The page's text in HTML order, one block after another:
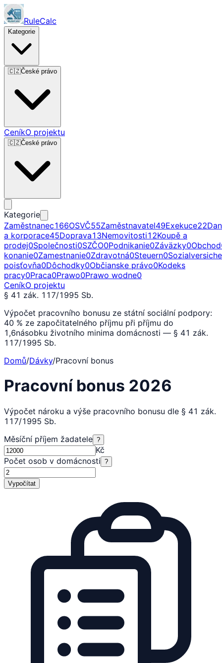
RuleCalc
Kategorie
🇨🇿České právo
CeníkO projektu
🇨🇿České právo
Kategorie
Zaměstnanec166OSVČ55Zaměstnavatel49Exekuce22
a korporace45Doprava13Nemovitosti12Koupě a
prodej0Společnosti0SZČO0Podnikanie0Záväzky0Obchod
konanie0Zamestnanie0Zdravotná0Steuern0
poisťovňa0Dôchodky0Občianske právo0Kodeks
pracy0Praca0Prawo0Prawo wodne0
CeníkO projektu
§ 41 zák. 117/1995 Sb.
Výpočet pracovního bonusu ze státní sociální podpory:
40 % ze započitatelného příjmu při příjmu do
1,6násobku životního minima domácnosti — § 41 zák.
117/1995 Sb.
Domů/Dávky/Pracovní bonus
Pracovní bonus 2026
Výpočet nároku a výše pracovního bonusu dle § 41 zák.
117/1995 Sb.
Měsíční příjem žadatele ?
Kč
Počet osob v domácnosti ?
Vypočítat